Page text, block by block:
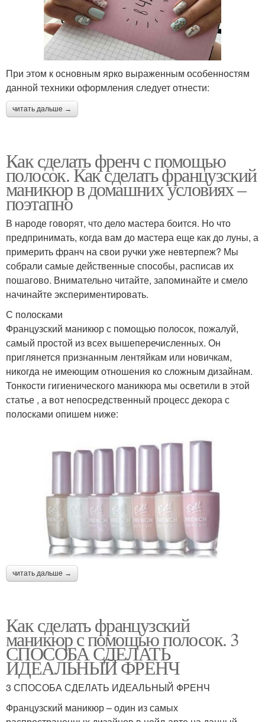
При этом к основным ярко выраженным особенностям
данной техники оформления следует отнести:
читать дальше →
Как сделать френч с помощью
полосок. Как сделать французский
маникюр в домашних условиях –
поэтапно
В народе говорят, что дело мастера боится. Но что
предпринимать, когда вам до мастера еще как до луны, а
примерить франч на свои ручки уже невтерпеж? Мы
собрали самые действенные способы, расписав их
пошагово. Внимательно читайте, запоминайте и смело
начинайте экспериментировать.
С полосками
Французский маникюр с помощью полосок, пожалуй,
самый простой из всех вышеперечисленных. Он
приглянется признанным лентяйкам или новичкам,
никогда не имеющим отношения ко сложным дизайнам.
Тонкости гигиенического маникюра мы осветили в этой
статье , а вот непосредственный процесс декора с
полосками опишем ниже:
читать дальше →
Как сделать французский
маникюр с помощью полосок. 3
СПОСОБА СДЕЛАТЬ
ИДЕАЛЬНЫЙ ФРЕНЧ
3 СПОСОБА СДЕЛАТЬ ИДЕАЛЬНЫЙ ФРЕНЧ
Французский маникюр – один из самых